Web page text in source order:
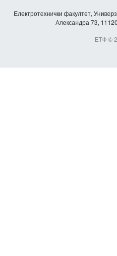
Електротехнички факултет,
Александра 73,
ЕТФ ©